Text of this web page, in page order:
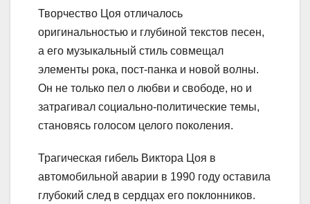
Творчество Цоя отличалось
оригинальностью и глубиной текстов песен,
а его музыкальный стиль совмещал
элементы рока, пост-панка и новой волны.
Он не только пел о любви и свободе, но и
затрагивал социально-политические темы,
становясь голосом целого поколения.
Трагическая гибель Виктора Цоя в
автомобильной аварии в 1990 году оставила
глубокий след в сердцах его поклонников.